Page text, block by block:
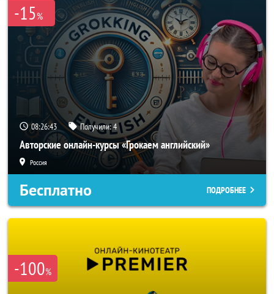
-15%
08:26:40 Получили:4
Авторские онлайн-курсы «Грокаем английский»
Россия
Бесплатно ПОДРОБНЕЕ
-100%